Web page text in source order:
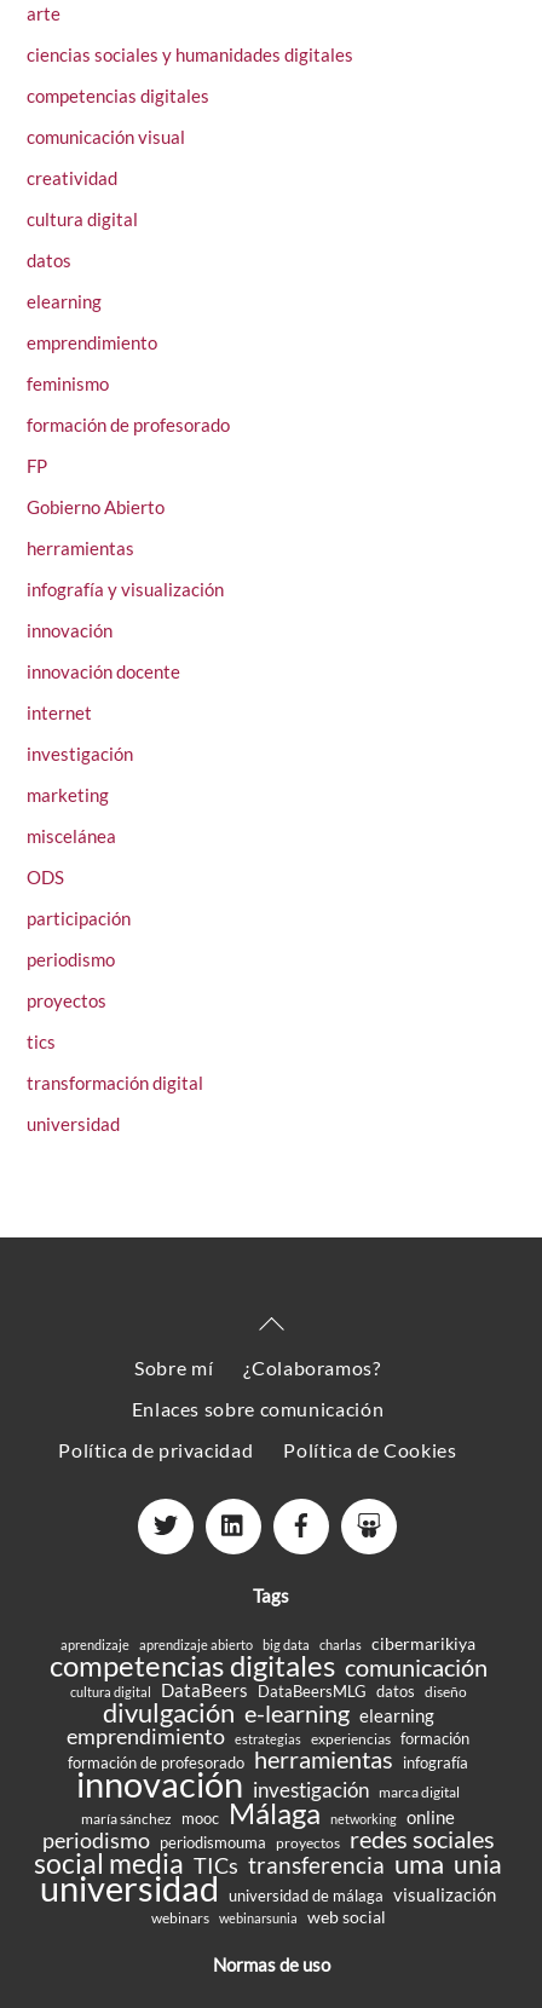
arte
ciencias sociales y humanidades digitales
competencias digitales
comunicación visual
creatividad
cultura digital
datos
elearning
emprendimiento
feminismo
formación de profesorado
FP
Gobierno Abierto
herramientas
infografía y visualización
innovación
innovación docente
internet
investigación
marketing
miscelánea
ODS
participación
periodismo
proyectos
tics
transformación digital
universidad
Back
Top
Sobre mí
¿Colaboramos?
Enlaces sobre comunicación
Política de privacidad
Política de Cookies
Tags
aprendizaje aprendizaje abierto big data charlas cibermarikiya
competencias digitales comunicación
cultura digital DataBeers DataBeersMLG datos diseño
divulgación e-learning elearning
emprendimiento estrategias experiencias formación
formación de profesorado herramientas infografía
innovación investigación marca digital
maría sánchez
mooc Málaga networking online
periodismo periodismouma proyectos redes sociales
social media TICs transferencia uma unia
universidad universidad de málaga visualización
webinars webinarsunia web social
Normas de uso